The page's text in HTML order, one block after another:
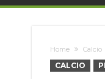
Home Calcio
CALCIO